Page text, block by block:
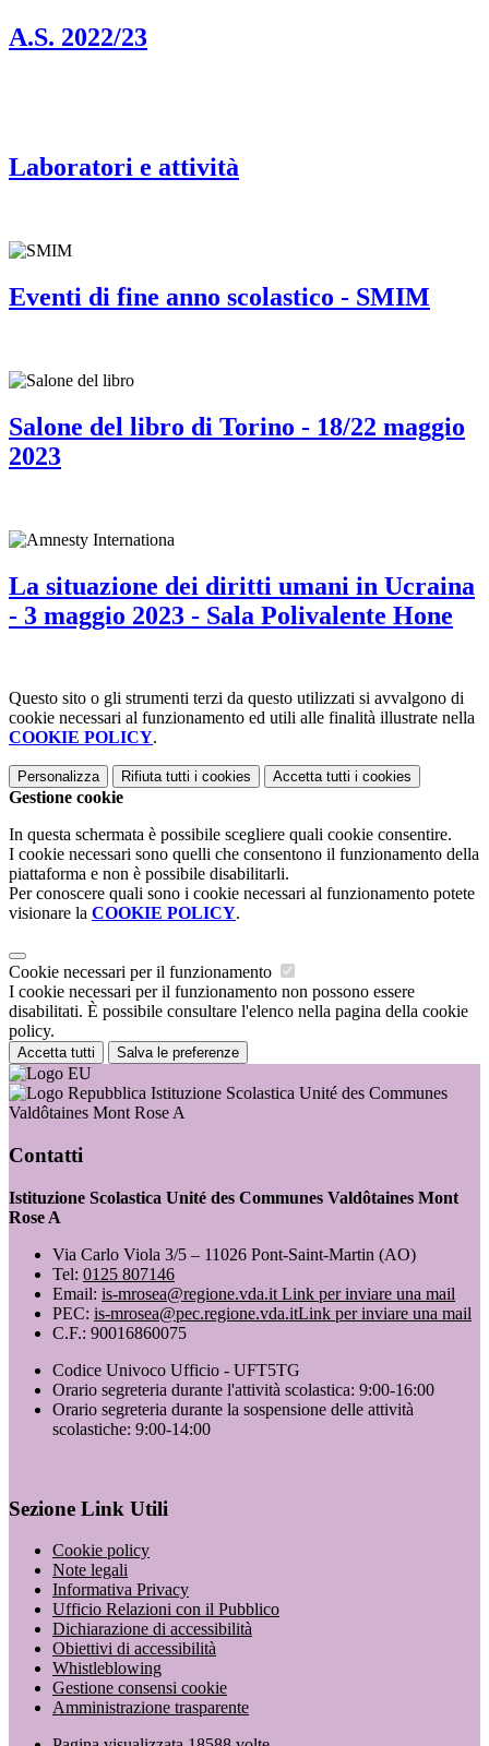
A.S. 2022/23
Laboratori e attività
Eventi di fine anno scolastico - SMIM
Salone del libro di Torino - 18/22 maggio
2023
La situazione dei diritti umani in Ucraina
- 3 maggio 2023 - Sala Polivalente Hone
Questo sito o gli strumenti terzi da questo utilizzati si avvalgono di
cookie necessari al funzionamento ed utili alle finalità illustrate nella
COOKIE POLICY.
Personalizza Rifiuta tutti i cookies Accetta tutti i cookies
Gestione cookie
In questa schermata è possibile scegliere quali cookie consentire.
I cookie necessari sono quelli che consentono il funzionamento della
piattaforma e non è possibile disabilitarli.
Per conoscere quali sono i cookie necessari al funzionamento potete
visionare la COOKIE POLICY.
Cookie necessari per il funzionamento
I cookie necessari per il funzionamento non possono essere
disabilitati. È possibile consultare l'elenco nella pagina della cookie
policy.
Accetta tutti Salva le preferenze
Istituzione Scolastica Unité des Communes
Valdôtaines Mont Rose A
Contatti
Istituzione Scolastica Unité des Communes Valdôtaines Mont
Rose A
Via Carlo Viola 3/5 – 11026 Pont-Saint-Martin (AO)
Tel: 0125 807146
Email: is-mrosea@regione.vda.it Link per inviare una mail
PEC: is-mrosea@pec.regione.vda.itLink per inviare una mail
C.F.: 90016860075
Codice Univoco Ufficio - UFT5TG
Orario segreteria durante l'attività scolastica: 9:00-16:00
Orario segreteria durante la sospensione delle attività
scolastiche: 9:00-14:00
Sezione Link Utili
Cookie policy
Note legali
Informativa Privacy
Ufficio Relazioni con il Pubblico
Dichiarazione di accessibilità
Obiettivi di accessibilità
Whistleblowing
Gestione consensi cookie
Amministrazione trasparente